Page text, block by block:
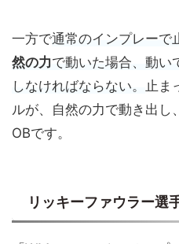
一方で通常のインプレーで
然の力で動いた場合、動い
しなければならない。
止ま
ルが、自然の力で動き出し
OBです。
リッキーファウラー選